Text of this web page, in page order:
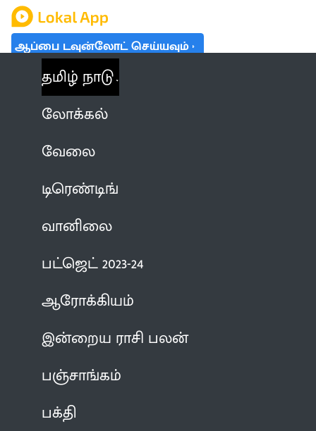
ஆப்பை டவுன்லோட் செய்யவும்
தமிழ் நாடு
லோக்கல்
வேலை
டிரெண்டிங்
வானிலை
பட்ஜெட் 2023-24
ஆரோக்கியம்
இன்றைய ராசி பலன்
பஞ்சாங்கம்
பக்தி